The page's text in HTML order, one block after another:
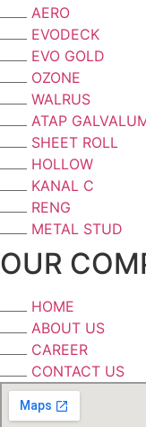
AERO
EVODECK
EVO GOLD
OZONE
WALRUS
ATAP
SHEET ROLL
HOLLOW
KANAL C
RENG
METAL STUD
OUR
HOME
ABOUT US
CAREER
CONTACT US